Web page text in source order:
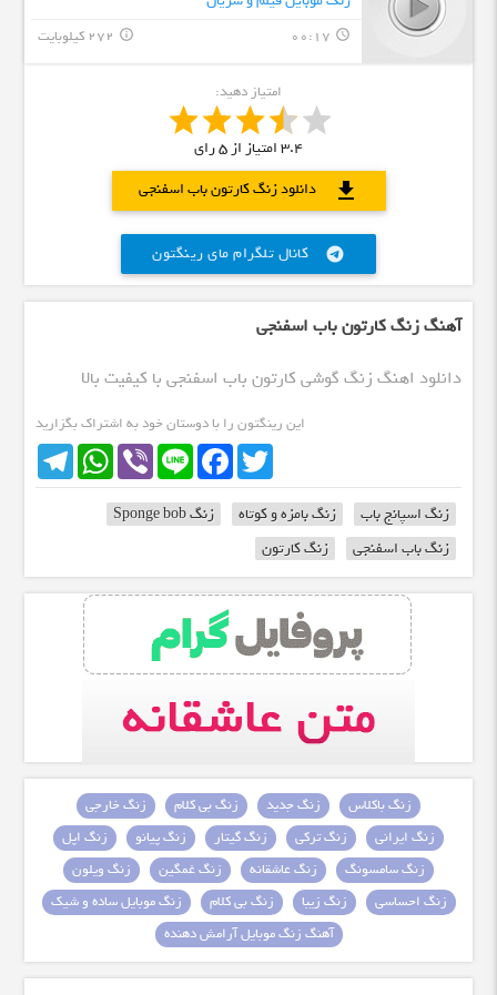
query_builder
00:17 272 کیلوبایت info_outline
امتیاز دهید:
3.4امتیاز از5رای
دانلود زنگ کارتون باب اسفنجی
download
کانال تلگرام مای رینگتون telegram
آهنگ زنگ کارتون باب اسفنجی
دانلود اهنگ زنگ گوشی کارتون باب اسفنجی با کیفیت بالا
این رینگتون را با دوستان خود به اشتراک بگزارید
TelegramWhatsApp Viber Line
FacebookTwitter
زنگ اسپانج باب زنگ بامزه و کوتاه
زنگ Sponge bob
زنگ باب اسفنجی
زنگ کارتون
زنگ باکلاس زنگ جدید زنگ بی کلام
زنگ خارجی
زنگ ایرانی
زنگ ترکی زنگ گیتار زنگ پیانو
زنگ اپل
زنگ سامسونگ
زنگ عاشقانه زنگ غمگین
زنگ ویلون
زنگ احساسی
زنگ زیبا زنگ بی کلام
زنگ موبایل ساده و شیک
آهنگ زنگ موبایل آرامش دهنده